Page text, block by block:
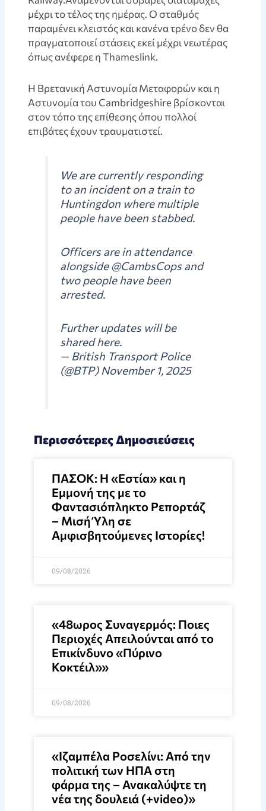
μέχρι το τέλος της ημέρας. Ο σταθμός
παραμένει κλειστός και κανένα τρένο δεν θα
πραγματοποιεί στάσεις εκεί μέχρι νεωτέρας
όπως ανέφερε η Thameslink.
Η Βρετανική Αστυνομία Μεταφορών και η
Αστυνομία του Cambridgeshire βρίσκονται
στον τόπο της επίθεσης όπου πολλοί
επιβάτες έχουν τραυματιστεί.
We are currently responding
to an incident on a train to
Huntingdon where multiple
people have been stabbed.
Officers are in attendance
alongside @CambsCops and
two people have been
arrested.
Further updates will be
shared here.
— British Transport Police
(@BTP) November 1, 2025
Περισσότερες Δημοσιεύσεις
ΠΑΣΟΚ: Η «Εστία» και η
Εμμονή της με το
Φαντασιόπληκτο Ρεπορτάζ
– Μισή Ύλη σε
Αμφισβητούμενες Ιστορίες!
09/08/2026
«48ωρος Συναγερμός: Ποιες
Περιοχές Απειλούνται από το
Επικίνδυνο «Πύρινο
Κοκτέιλ»»
09/08/2026
«Ιζαμπέλα Ροσελίνι: Από την
πολιτική των ΗΠΑ στη
φάρμα της – Ανακαλύψτε τη
νέα της δουλειά (+video)»